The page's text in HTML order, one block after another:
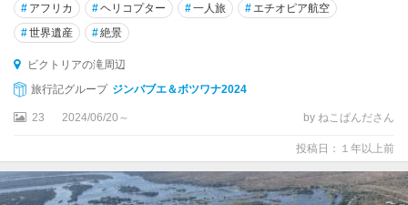
# アフリカ #ヘリコプター #一人旅 # エチオピア航空
#世界遺産 #絶景
ビクトリアの滝周辺
旅行記グループ ジンバブエ＆ボツワナ2024
23 2024/06/20～ by ねこぱんださん
投稿日：１年以上前